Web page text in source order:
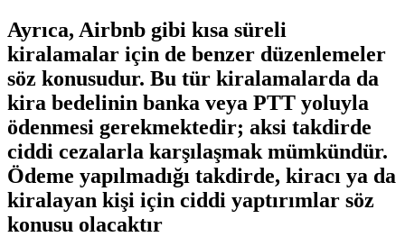
Ayrıca, Airbnb gibi kısa ⁣süreli
kiralamalar​ için de benzer düzenlemeler
söz konusudur. Bu‍ tür kiralamalarda da
kira bedelinin banka veya⁤ PTT yoluyla
ödenmesi gerekmektedir; aksi takdirde
‌ciddi cezalarla‍ karşılaşmak mümkündür.
Ödeme yapılmadığı takdirde, kiracı ya da
kiralayan kişi için ciddi yaptırımlar ⁣söz
konusu olacaktır